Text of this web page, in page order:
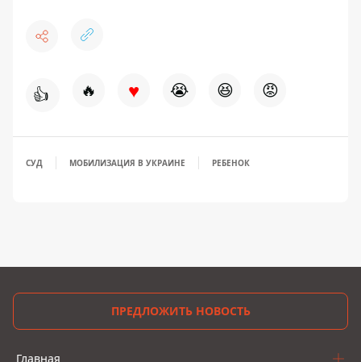
👍 🔥 ♥ 😭 😆 😡
СУД МОБИЛИЗАЦИЯ В УКРАИНЕ РЕБЕНОК
ПРЕДЛОЖИТЬ НОВОСТЬ
Главная